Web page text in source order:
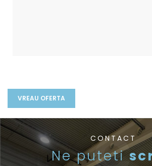
CONTACT
Ne puteti